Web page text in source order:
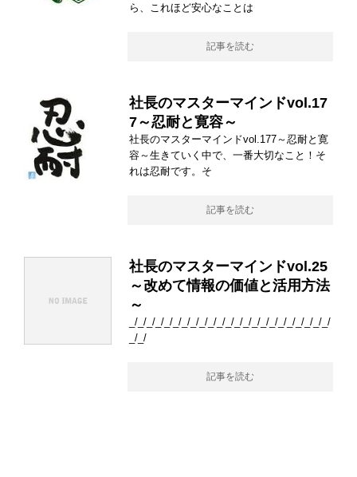
ら、これほど安心なことは
記事を読む
社長のマスターマインドvol.17
7～忍耐と寛容～
社長のマスターマインドvol.177～忍耐と寛
容～生きていく中で、一番大切なこと！そ
れは忍耐です。そ
記事を読む
社長のマスターマインドvol.25
～改めて情報の価値と活用方法
～
_/_/_/_/_/_/_/_/_/_/_/_/_/_/_/_/_/_/_/_/_/_/_/
_/_/
記事を読む